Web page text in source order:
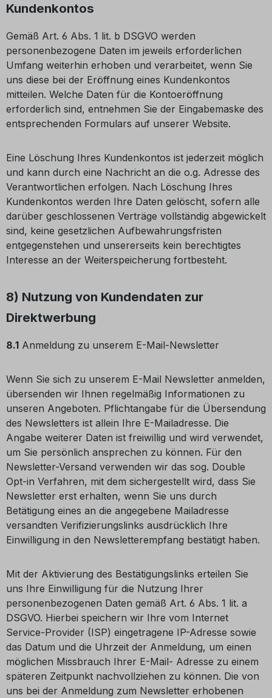
Kundenkontos
Gemäß Art. 6 Abs. 1 lit. b DSGVO werden
personenbezogene Daten im jeweils erforderlichen
Umfang weiterhin erhoben und verarbeitet, wenn Sie
uns diese bei der Eröffnung eines Kundenkontos
mitteilen. Welche Daten für die Kontoeröffnung
erforderlich sind, entnehmen Sie der Eingabemaske des
entsprechenden Formulars auf unserer Website.
Eine Löschung Ihres Kundenkontos ist jederzeit möglich
und kann durch eine Nachricht an die o.g. Adresse des
Verantwortlichen erfolgen. Nach Löschung Ihres
Kundenkontos werden Ihre Daten gelöscht, sofern alle
darüber geschlossenen Verträge vollständig abgewickelt
sind, keine gesetzlichen Aufbewahrungsfristen
entgegenstehen und unsererseits kein berechtigtes
Interesse an der Weiterspeicherung fortbesteht.
8) Nutzung von Kundendaten zur
Direktwerbung
8.1 Anmeldung zu unserem E-Mail-Newsletter
Wenn Sie sich zu unserem E-Mail Newsletter anmelden,
übersenden wir Ihnen regelmäßig Informationen zu
unseren Angeboten. Pflichtangabe für die Übersendung
des Newsletters ist allein Ihre E-Mailadresse. Die
Angabe weiterer Daten ist freiwillig und wird verwendet,
um Sie persönlich ansprechen zu können. Für den
Newsletter-Versand verwenden wir das sog. Double
Opt-in Verfahren, mit dem sichergestellt wird, dass Sie
Newsletter erst erhalten, wenn Sie uns durch
Betätigung eines an die angegebene Mailadresse
versandten Verifizierungslinks ausdrücklich Ihre
Einwilligung in den Newsletterempfang bestätigt haben.
Mit der Aktivierung des Bestätigungslinks erteilen Sie
uns Ihre Einwilligung für die Nutzung Ihrer
personenbezogenen Daten gemäß Art. 6 Abs. 1 lit. a
DSGVO. Hierbei speichern wir Ihre vom Internet
Service-Provider (ISP) eingetragene IP-Adresse sowie
das Datum und die Uhrzeit der Anmeldung, um einen
möglichen Missbrauch Ihrer E-Mail- Adresse zu einem
späteren Zeitpunkt nachvollziehen zu können. Die von
uns bei der Anmeldung zum Newsletter erhobenen